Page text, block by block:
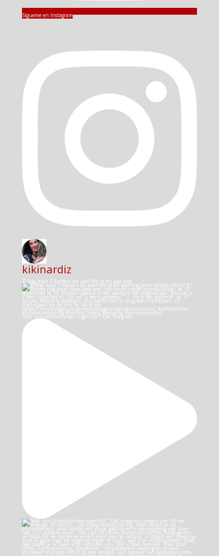
Sígueme en Instagram
kikinardiz
⏳ Nog maar 2 kansen dit jaar! Wil je dit jaar nog
“Wat zijn antioxidanten eigenlijk?” Dat vroeg een